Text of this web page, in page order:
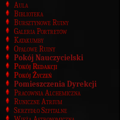
Aula
Biblioteka
Bursztynowe Ruiny
Galeria Portretów
Katakumby
Opalowe Ruiny
Pokój Nauczycielski
Pokój Redakcji
Pokój Życzeń
Pomieszczenia Dyrekcji
Pracownia Alchemiczna
Runiczne Atrium
Skrzydło Szpitalne